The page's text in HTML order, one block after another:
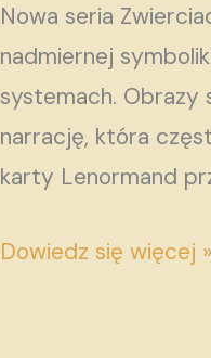
Nowa seria
nadmiernej
systemach. Obrazy
narrację, która
karty Lenormand
Tom
5.
Dowiedz się więcej »